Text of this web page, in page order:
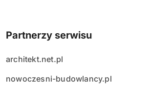
Partnerzy serwisu
architekt.net.pl
nowoczesni-budowlancy.pl